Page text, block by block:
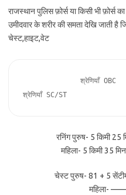
राजस्थान पुलिस फ़ोर्स या किसी भी फ़ोर्स
उमीदवार के शरीर की समता देखि जाती
चेस्ट,हाइट,वेट
श्रेणियाँ
रनिंग पुरुष- 5 किमी 25
महिला- 5 किमी 35
चेस्ट पुरुष- 81 + 5
महिला-